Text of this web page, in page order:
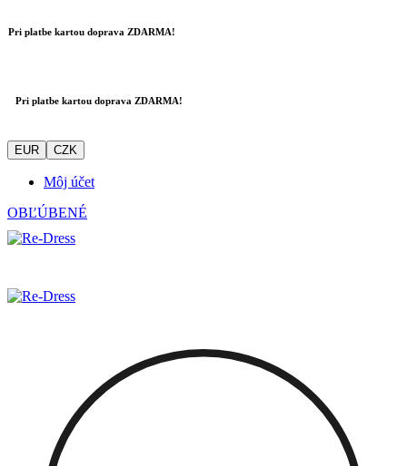
Pri platbe kartou doprava ZDARMA!
Pri platbe kartou doprava ZDARMA!
EUR CZK
Môj účet
OBĽÚBENÉ